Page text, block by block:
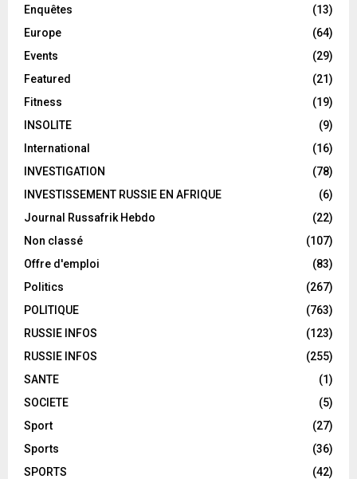
Enquêtes
(13)
Europe
(64)
Events
(29)
Featured
(21)
Fitness
(19)
INSOLITE
(9)
International
(16)
INVESTIGATION
(78)
INVESTISSEMENT RUSSIE EN AFRIQUE
(6)
Journal Russafrik Hebdo
(22)
Non classé
(107)
Offre d'emploi
(83)
Politics
(267)
POLITIQUE
(763)
RUSSIE INFOS
(123)
RUSSIE INFOS
(255)
SANTE
(1)
SOCIETE
(5)
Sport
(27)
Sports
(36)
SPORTS
(42)